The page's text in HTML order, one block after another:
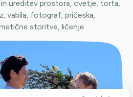
in ureditev prostora, cvetje, torta,
vabila, fotograf, pričeska,
storitve, ličenje